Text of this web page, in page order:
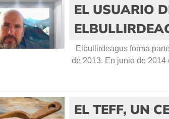
EL USUARIO
Elbullirdeagus forma
de 2013. En junio de 2014
EL TEFF, UN